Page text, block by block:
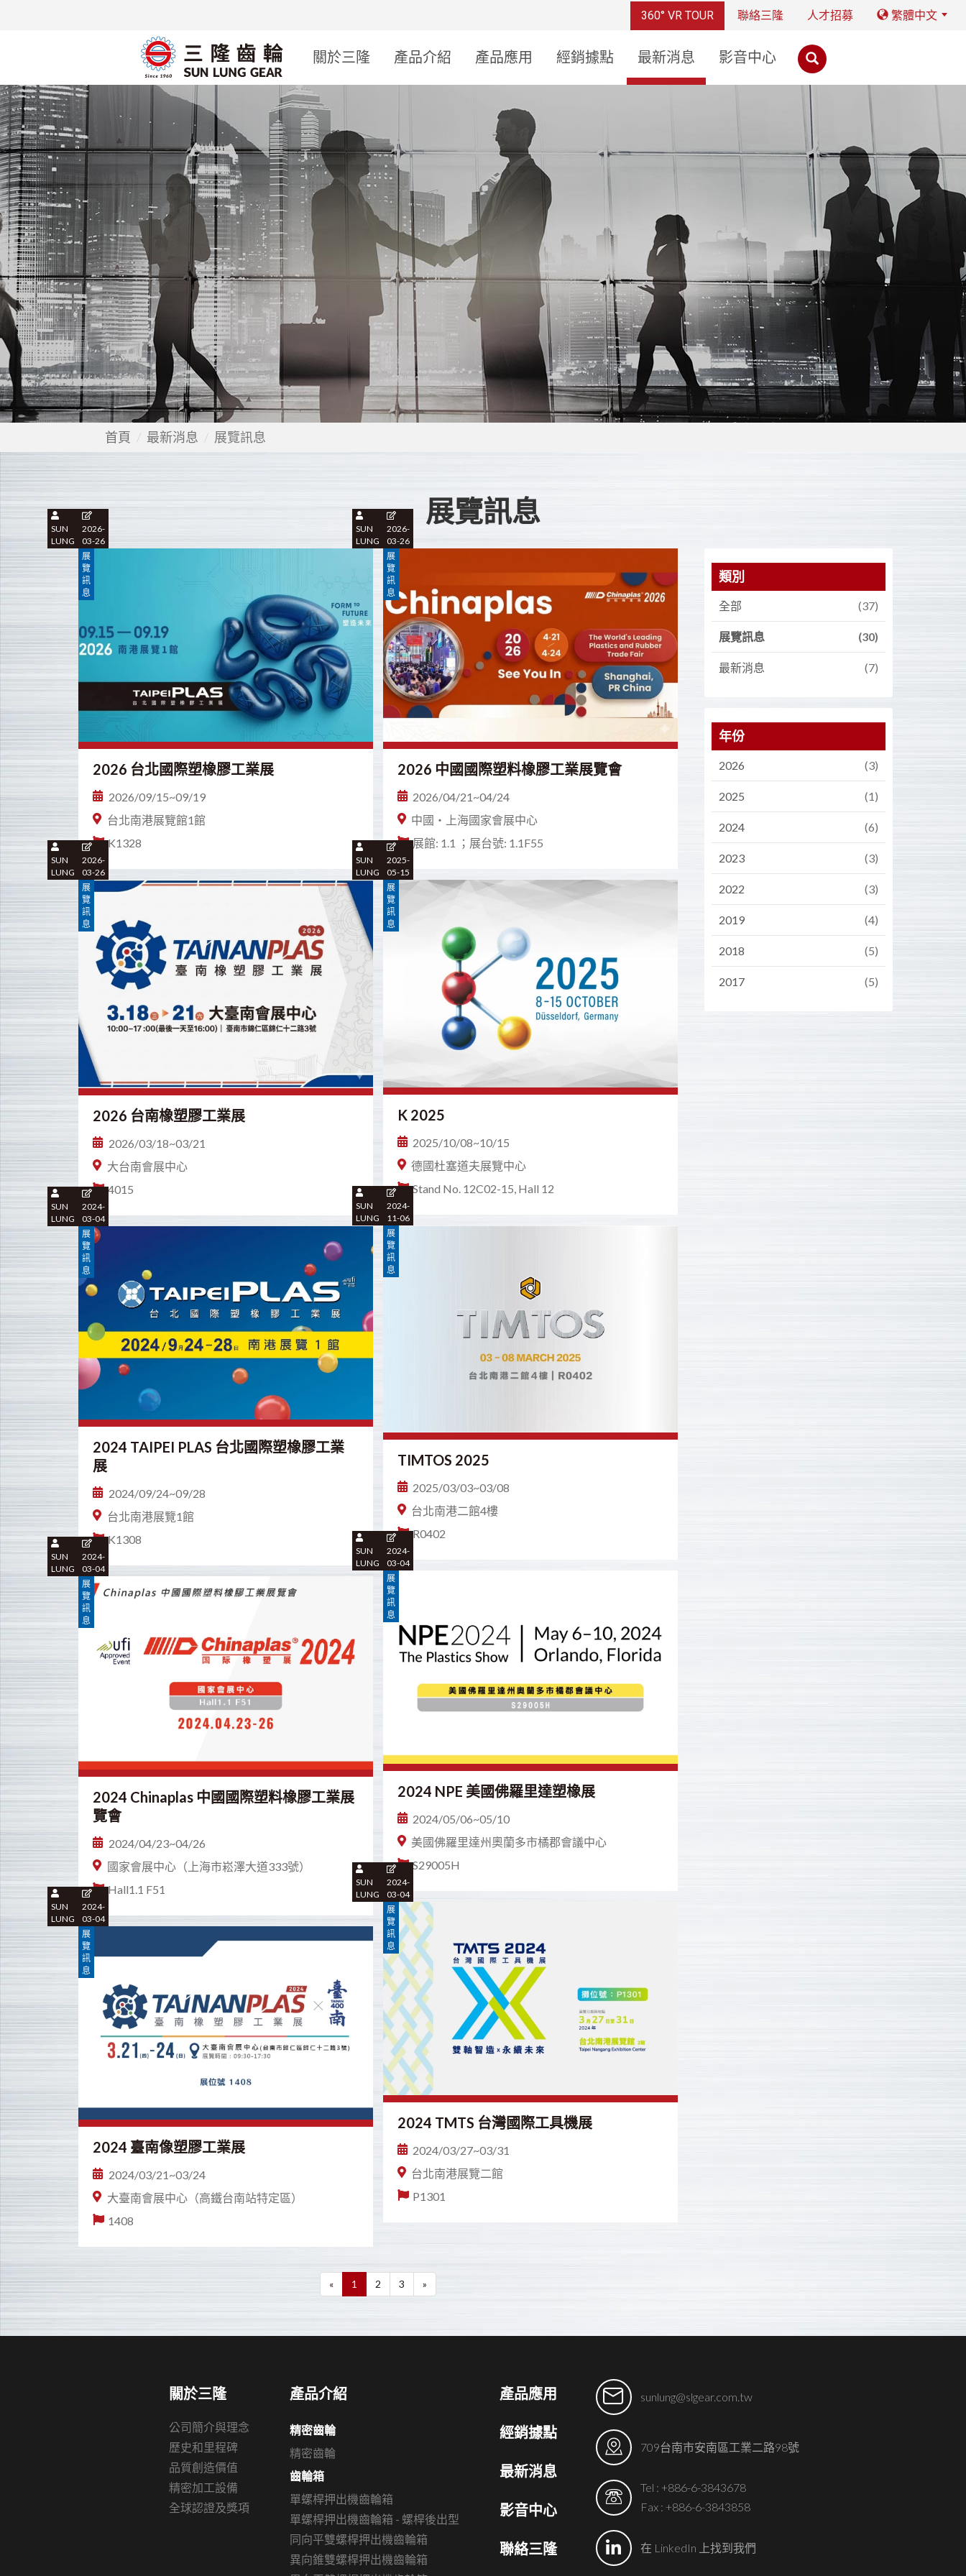
360° VR TOUR 聯絡三隆 人才招募 繁體中文
關於三隆 產品介紹 產品應用 經銷據點 最新消息 影音中心
首頁 最新消息 展覽訊息
展覽訊息
2026-
03-26
展
覽
訊
息
SUN
LUNG
2026 台北國際塑橡膠工業展
2026/09/15~09/19
台北南港展覽館1館
K1328
2026-
03-26
展
覽
訊
息
SUN
LUNG
2026 中國國際塑料橡膠工業展覽會
2026/04/21~04/24
中國・上海國家會展中心
展館: 1.1 ；展台號: 1.1F55
2026-
03-26
展
覽
訊
息
SUN
LUNG
2026 台南橡塑膠工業展
2026/03/18~03/21
大台南會展中心
4015
2025-
05-15
展
覽
訊
息
SUN
LUNG
K 2025
2025/10/08~10/15
德國杜塞道夫展覽中心
Stand No. 12C02-15, Hall 12
2024-
11-06
展
覽
訊
息
SUN
LUNG
TIMTOS 2025
2025/03/03~03/08
台北南港二館4樓
R0402
2024-
03-04
展
覽
訊
息
SUN
LUNG
2024 TAIPEI PLAS 台北國際塑橡膠工業
展
2024/09/24~09/28
台北南港展覽1館
K1308
2024-
03-04
展
覽
訊
息
SUN
LUNG
2024 NPE 美國佛羅里達塑橡展
2024/05/06~05/10
美國佛羅里達州奧蘭多市橘郡會議中心
S29005H
2024-
03-04
展
覽
訊
息
SUN
LUNG
2024 Chinaplas 中國國際塑料橡膠工業展
覽會
2024/04/23~04/26
國家會展中心（上海市崧澤大道333號）
Hall1.1 F51
2024-
03-04
展
覽
訊
息
SUN
LUNG
2024 TMTS 台灣國際工具機展
2024/03/27~03/31
台北南港展覽二館
P1301
2024-
03-04
展
覽
訊
息
SUN
LUNG
2024 臺南像塑膠工業展
2024/03/21~03/24
大臺南會展中心（高鐵台南站特定區）
1408
« 1 2 3 »
類別
全部 (37)
展覽訊息 (30)
最新消息 (7)
年份
2026 (3)
2025 (1)
2024 (6)
2023 (3)
2022 (3)
2019 (4)
2018 (5)
2017 (5)
關於三隆
公司簡介與理念
歷史和里程碑
品質創造價值
精密加工設備
全球認證及獎項
產品介紹
精密齒輪
精密齒輪
齒輪箱
單螺桿押出機齒輪箱
單螺桿押出機齒輪箱 - 螺桿後出型
同向平雙螺桿押出機齒輪箱
異向錐雙螺桿押出機齒輪箱
產品應用
經銷據點
最新消息
影音中心
聯絡三隆
sunlung@slgear.com.tw
709台南市安南區工業二路98號
Tel : +886-6-3843678
Fax : +886-6-3843858
在 LinkedIn 上找到我們